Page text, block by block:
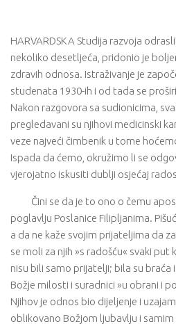
HARVARDSKA Studija razvoja
nekoliko desetljeća, pridonio je
zdravih odnosa. Istraživanje je
studenata 1930-ih i od tada se
Nakon razgovora sa sudionicima,
pregledavani su njihovi medicinski
veze najveći čimbenik u tome
Ispada da ćemo, okružimo li se
vjerojatno iskusiti dublji osjećaj
Čini se da je to ono o čemu
poglavlju Poslanice Filipljanima.
a da ne kaže svojim prijateljima da
se moli za njih »s radošću« svaki put
nisu bili samo prijatelji; bila su braća
Božje milosti i suradnici »u obrani i
Njihov je odnos bio dijeljenje i
oblikovano Božjom ljubavlju i samim